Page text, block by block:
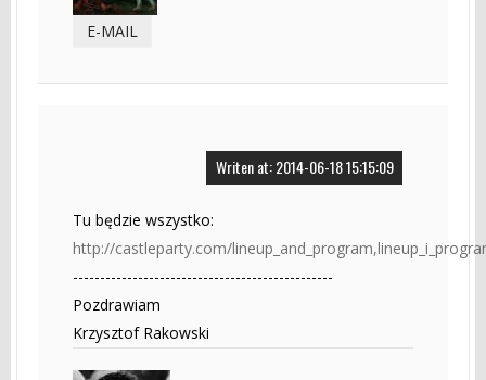
E-MAIL
Writen at: 2014-06-18 15:15:09
Tu będzie wszystko:
http://castleparty.com/
------------------------------------------------
Pozdrawiam
Krzysztof Rakowski